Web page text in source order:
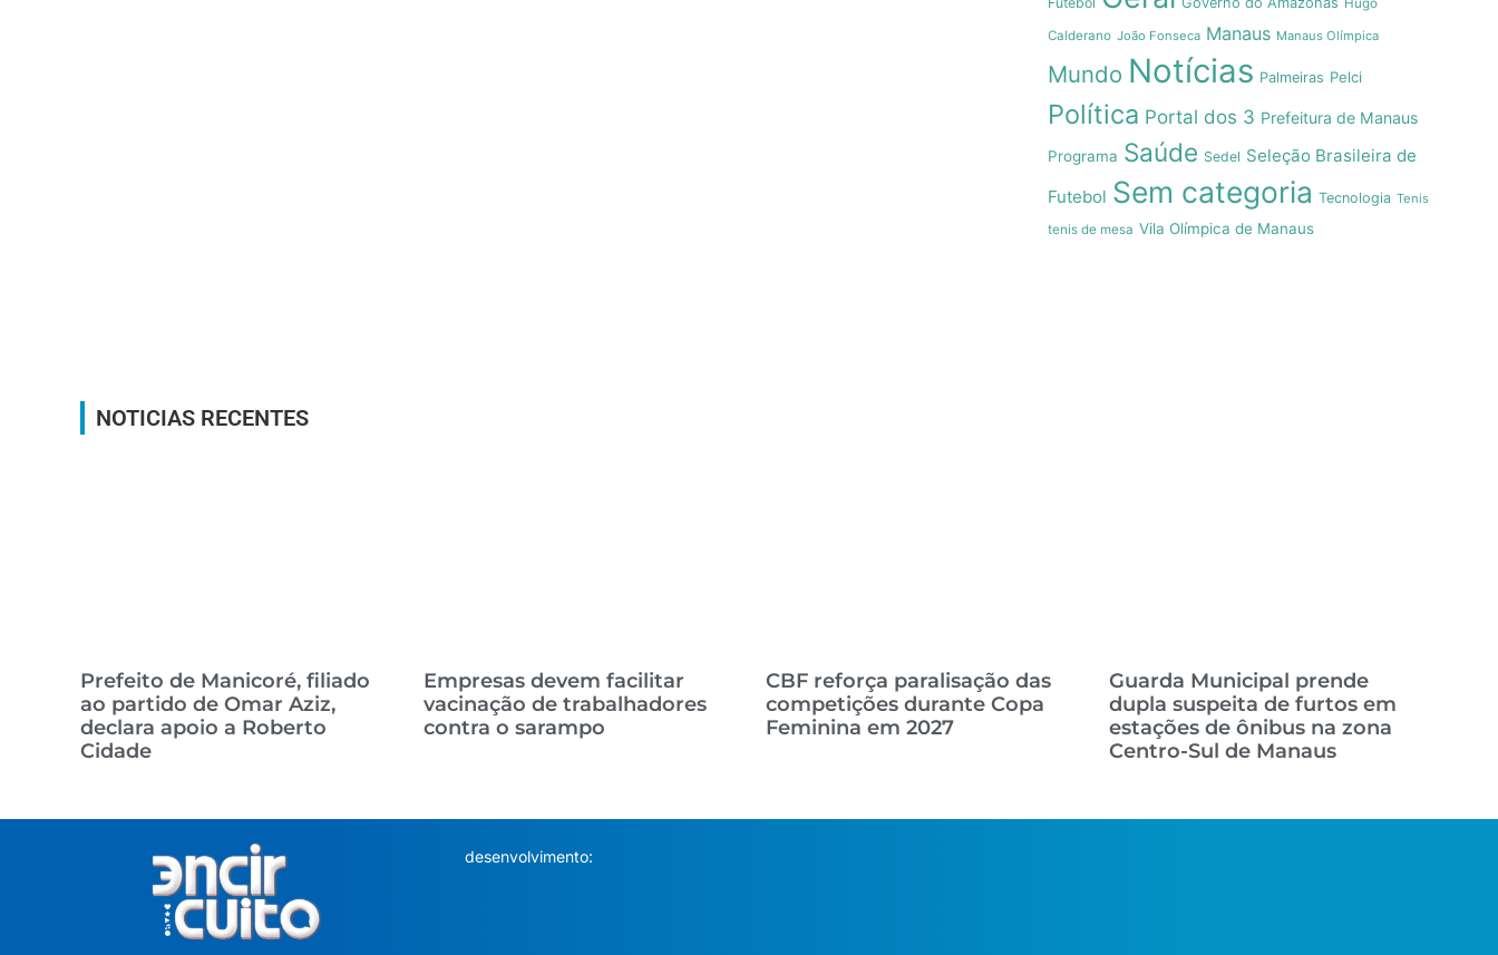
Calderano João Fonseca Manaus Manaus Olímpica
Mundo Notícias Palmeiras Pelci
Política Portal dos 3 Prefeitura de Manaus
Programa Saúde Sedel Seleção Brasileira de
Futebol Sem categoria Tecnologia Tenis
tenis de mesa Vila Olímpica de Manaus
NOTICIAS RECENTES
Prefeito de Manicoré, filiado
ao partido de Omar Aziz,
declara apoio a Roberto
Cidade
Empresas devem facilitar
vacinação de trabalhadores
contra o sarampo
CBF reforça paralisação das
competições durante Copa
Feminina em 2027
Guarda Municipal prende
dupla suspeita de furtos em
estações de ônibus na zona
Centro-Sul de Manaus
desenvolvimento: